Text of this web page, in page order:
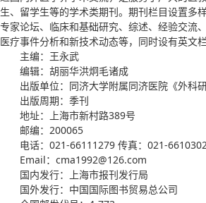
生、留学生等的学术类期刊。期刊栏目设置多
专家论坛、临床和基础研究、综述、经验交流
医疗事件分析和新技术动态等，同时设有英文栏
主编：王永武
编辑：胡丽华洪炯毛诸成
出版单位：同济大学附属同济医院《外科
出版周期：季刊
地址：上海市新村路389号
邮编：200065
电话：021-66111279 传真：021-
Email：cma1992@126.com
国内发行：上海市报刊发行局
国外发行：中国国际图书贸易总公司